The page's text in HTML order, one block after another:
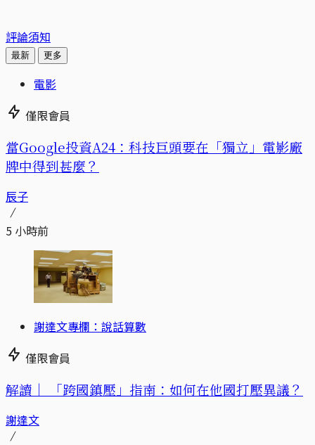
評論須知
最新 更多
電影
僅限會員
當Google投資A24：科技巨頭要在「獨立」電影廠
牌中得到甚麼？
辰子
5 小時前
謝達文專欄：說話算數
僅限會員
解讀｜ 「跨國鎮壓」指南：如何在他國打壓異議？
謝達文